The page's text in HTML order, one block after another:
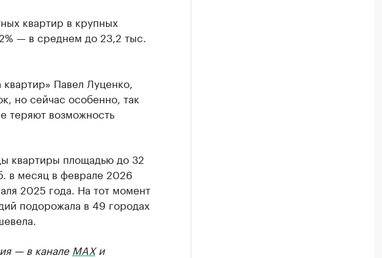
квартир в крупных
— в среднем до 23,2 тыс.
Павел Луценко,
но сейчас особенно, так
теряют возможность
квартиры площадью до 32
в месяц в феврале 2026
2025 года. На тот момент
подорожала в 49 городах
— в канале MAXи